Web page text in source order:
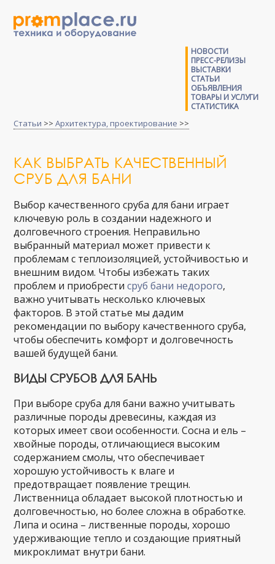
НОВОСТИ
ПРЕСС-РЕЛИЗЫ
ВЫСТАВКИ
СТАТЬИ
ОБЪЯВЛЕНИЯ
ТОВАРЫ И УСЛУГИ
СТАТИСТИКА
Статьи >>Архитектура, проектирование >>
КАК ВЫБРАТЬ КАЧЕСТВЕННЫЙ
СРУБ ДЛЯ БАНИ
Выбор качественного сруба для бани играет
ключевую роль в создании надежного и
долговечного строения. Неправильно
выбранный материал может привести к
проблемам с теплоизоляцией, устойчивостью и
внешним видом. Чтобы избежать таких
проблем и приобрестисруб бани недорого,
важно учитывать несколько ключевых
факторов. В этой статье мы дадим
рекомендации по выбору качественного сруба,
чтобы обеспечить комфорт и долговечность
вашей будущей бани.
ВИДЫ СРУБОВ ДЛЯ БАНЬ
При выборе сруба для бани важно учитывать
различные породы древесины, каждая из
которых имеет свои особенности. Сосна и ель –
хвойные породы, отличающиеся высоким
содержанием смолы, что обеспечивает
хорошую устойчивость к влаге и
предотвращает появление трещин.
Лиственница обладает высокой плотностью и
долговечностью, но более сложна в обработке.
Липа и осина – лиственные породы, хорошо
удерживающие тепло и создающие приятный
микроклимат внутри бани.